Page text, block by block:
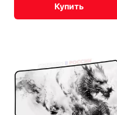
Купить
Транспорт